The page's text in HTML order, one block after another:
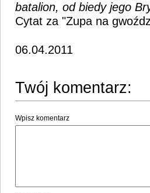
batalion, od biedy jego
Cytat za "Zupa na
06.04.2011
Twój komentarz:
Wpisz komentarz